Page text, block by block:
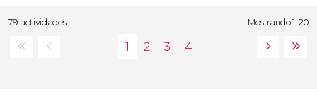
79 actividades Mostrando 1-20